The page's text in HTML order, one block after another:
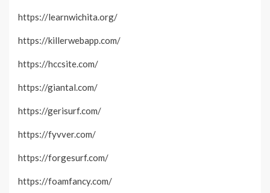
https://learnwichita.org/
https://killerwebapp.com/
https://hccsite.com/
https://giantal.com/
https://gerisurf.com/
https://fyvver.com/
https://forgesurf.com/
https://foamfancy.com/